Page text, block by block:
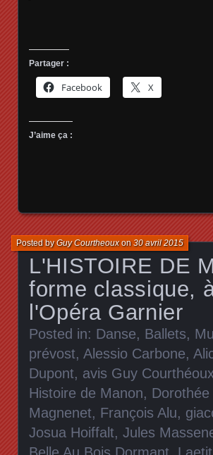
Partager :
Facebook X
J’aime ça :
L'HISTOIRE DE
forme classique,
l'Opéra Garnier
Posted byGuy Courtheouxon30 avril 2015
Posted in: Danse, Ballets,
prévost, Alessio Carbone,
Dupont, avis Guy Courthéoux
Histoire de Manon,
Magnenet, François Alu,
Josua Hoiffalt, Jules